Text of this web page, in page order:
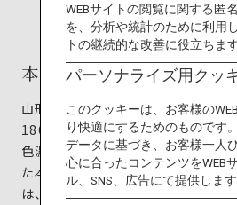
本間美術館
山形県の北西に位置する酒田市は
1868年）に港を中心に繁栄し、今
色濃く残る貴重な町。その酒田市
た本間美術館はあります。約2万㎡
は、見事な日本庭園です。春は白
WEBサイトの閲覧に関する匿
を、分析や統計のために利用
トの継続的な改善に役立ちます
パーソナライズ用クッ
このクッキーは、お客様の
り快適にするためのものです
データに基づき、お客様一人
心に合ったコンテンツをWEB
ル、SNS、広告にて提供します